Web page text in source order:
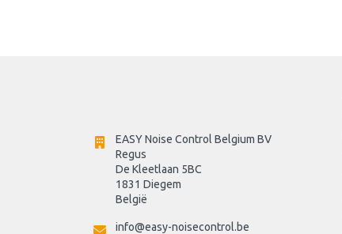
EASY Noise Control Belgium BV
Regus
De Kleetlaan 5BC
1831 Diegem
België
info@easy-noisecontrol.be